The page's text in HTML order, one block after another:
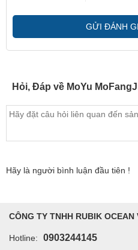
GỬI ĐÁNH
Hỏi, Đáp về MoYu
Hãy là người bình luận đầu tiên !
CÔNG TY TNHH RUBIK OCEAN
Hotline: 0903244145